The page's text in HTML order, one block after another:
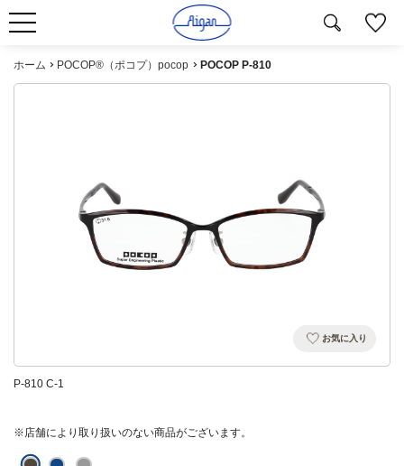
ホーム POCOP®（ポコプ）pocop POCOP P-810
お気に入り
P-810 C-1
※店舗により取り扱いのない商品がございます。